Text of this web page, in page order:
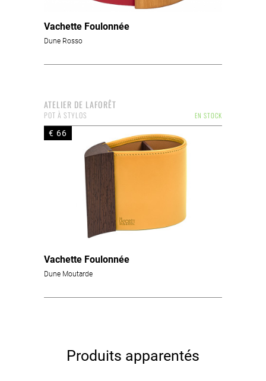
Vachette Foulonnée
Dune Rosso
ATELIER DE LAFORÊT
EN STOCK
POT À STYLOS
€ 66
Vachette Foulonnée
Dune Moutarde
Produits apparentés